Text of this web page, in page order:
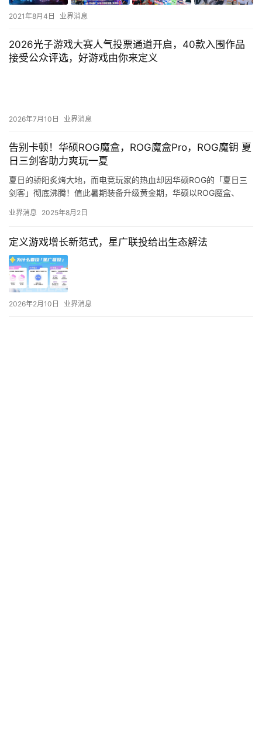
2021年8月4日 业界消息
2026光子游戏大赛人气投票通道开启，40款入围作品
接受公众评选，好游戏由你来定义
2026年7月10日 业界消息
告别卡顿！华硕ROG魔盒，ROG魔盒Pro，ROG魔钥 夏
日三剑客助力爽玩一夏
夏日的骄阳炙烤大地，而电竞玩家的热血却因华硕ROG的「夏日三
剑客」彻底沸腾！值此暑期装备升级黄金期，华硕以ROG魔盒、
业界消息 2025年8月2日
定义游戏增长新范式，星广联投给出生态解法
2026年2月10日 业界消息